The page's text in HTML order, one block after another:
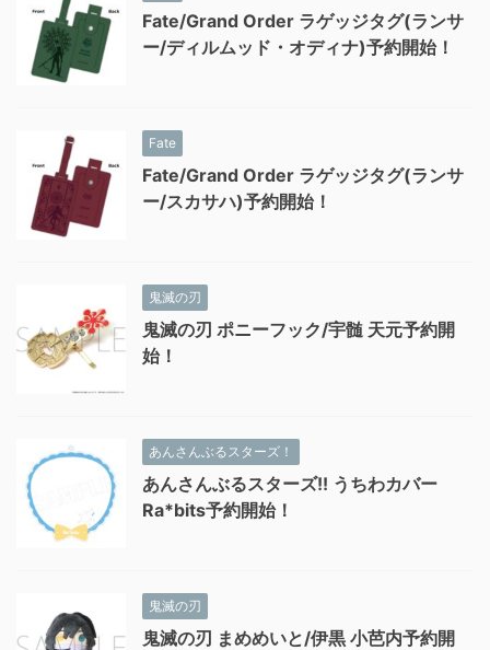
Fate/Grand Order ラゲッジタグ(ランサ
ー/ディルムッド・オディナ)予約開始！
Fate
Fate/Grand Order ラゲッジタグ(ランサ
ー/スカサハ)予約開始！
鬼滅の刃
鬼滅の刃 ポニーフック/宇髄 天元予約開
始！
あんさんぶるスターズ！
あんさんぶるスターズ!! うちわカバー
Ra*bits予約開始！
鬼滅の刃
鬼滅の刃 まめめいと/伊黒 小芭内予約開